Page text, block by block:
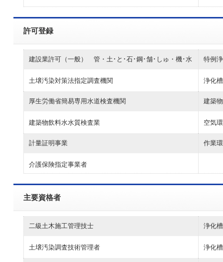
許可登録
建設業許可（一般） 管・土･と･石･鋼･舗･しゅ・機･水
土壌汚染対策法指定調査機関
特例
浄化
厚生労働省簡易専用水道検査機関
建築物飲料水水質検査業
建築
空気
計量証明事業
介護保険指定事業者
作業
主要資格者
二級土木施工管理技士
土壌汚染調査技術管理者
浄化
浄化